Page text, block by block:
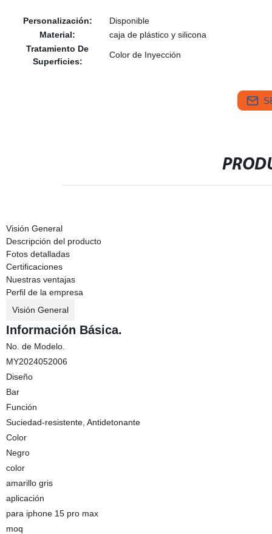
Personalización:
Disponible
Material:
caja de plástico y silicona
Tratamiento De
Superficies:
Color de Inyección
Visión General
Descripción del producto
Fotos detalladas
Certificaciones
Nuestras ventajas
Perfil de la empresa
Visión General
Información Básica.
No. de Modelo.
MY2024052006
Diseño
Bar
Función
Suciedad-resistente, Antidetonante
Color
Negro
color
amarillo gris
aplicación
para iphone 15 pro max
moq